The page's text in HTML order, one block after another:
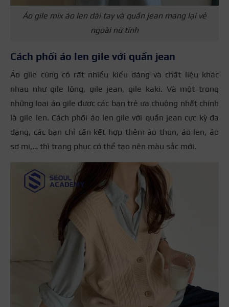
Áo gile mix áo len dài tay và quần jean mang lại vẻ
ngoài nữ tính
Cách phối áo len gile với quần jean
Áo gile cũng có rất nhiều kiểu dáng và chất liệu khác
nhau như gile lông, gile jean, gile kaki. Và một trong
những loại áo gile được các bạn trẻ ưa chuộng nhất chính
là gile len. Cách phối áo len gile với quần jean cực kỳ đa
dạng, các bạn chỉ cần kết hợp thêm áo thun, áo len, áo
sơ mi,… thì trang phục có thể tạo nên màu sắc mới.